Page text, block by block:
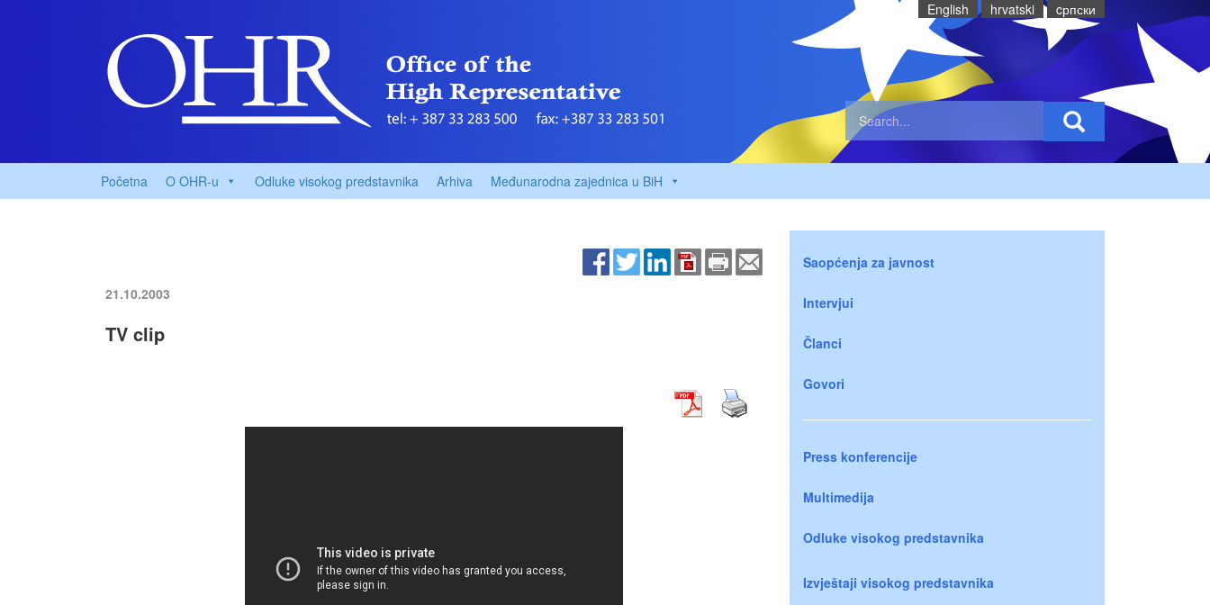
English hrvatski cрпски
Početna O OHR-u Odluke visokog predstavnika Arhiva Međunarodna zajednica u BiH
21.10.2003
TV clip
Saopćenja za javnost
Intervjui
Članci
Govori
Press konferencije
Multimedija
Odluke visokog predstavnika
Izvještaji visokog predstavnika